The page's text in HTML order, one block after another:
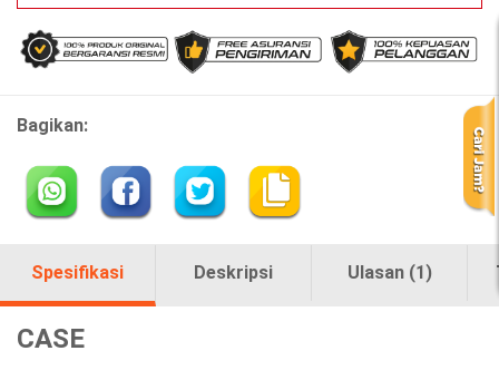
Bagikan:
Spesifikasi Deskripsi Ulasan (1)
CASE